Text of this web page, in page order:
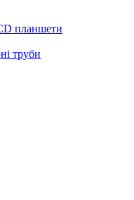
планшети
труби